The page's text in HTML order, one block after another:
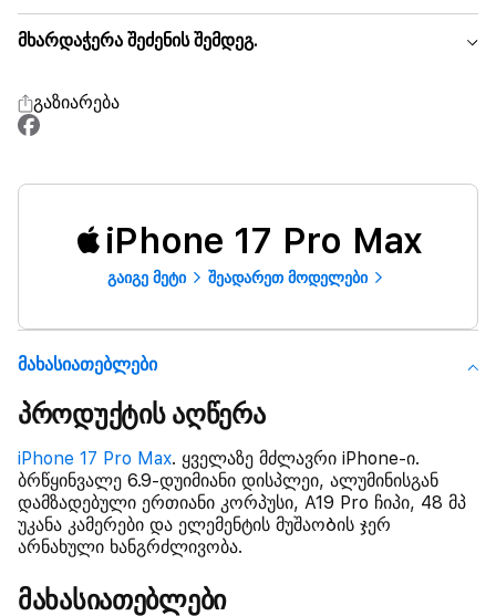
მხარდაჭერა შეძენის შემდეგ.
გაზიარება
iPhone 17 Pro Max
გაიგე მეტი შეადარეთ მოდელები
Მახასიათებლები
პროდუქტის აღწერა
iPhone 17 Pro Max. ყველაზე მძლავრი iPhone-ი.
ბრწყინვალე 6.9-დუიმიანი დისპლეი, ალუმინისგან
დამზადებული ერთიანი კორპუსი, A19 Pro ჩიპი, 48 მპ
უკანა კამერები და ელემენტის მუშაოᲑის ჯერ
არნახული ხანგრძლივობა.
მახასიათებლები